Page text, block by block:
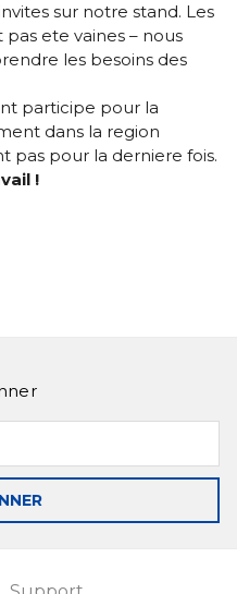
sur notre stand. Les
ete vaines – nous
les besoins des
participe pour la
dans la region
pas pour la derniere fois.
!